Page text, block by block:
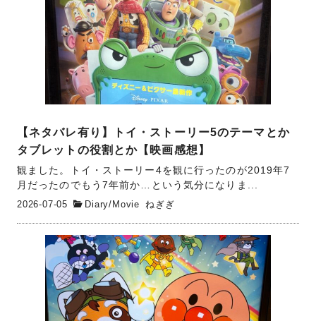
【ネタバレ有り】トイ・ストーリー5のテーマとか
タブレットの役割とか【映画感想】
観ました。トイ・ストーリー4を観に行ったのが2019年7
月だったのでもう7年前か…という気分になりま...
2026-07-05
Diary/ Movie ねぎぎ